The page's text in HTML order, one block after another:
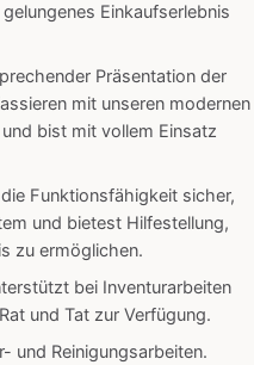
Einkaufserlebnis
Präsentation der
mit unseren modernen
bist mit vollem Einsatz
Funktionsfähigkeit sicher,
und bietest Hilfestellung,
zu ermöglichen.
bei Inventurarbeiten
und Tat zur Verfügung.
und Reinigungsarbeiten.